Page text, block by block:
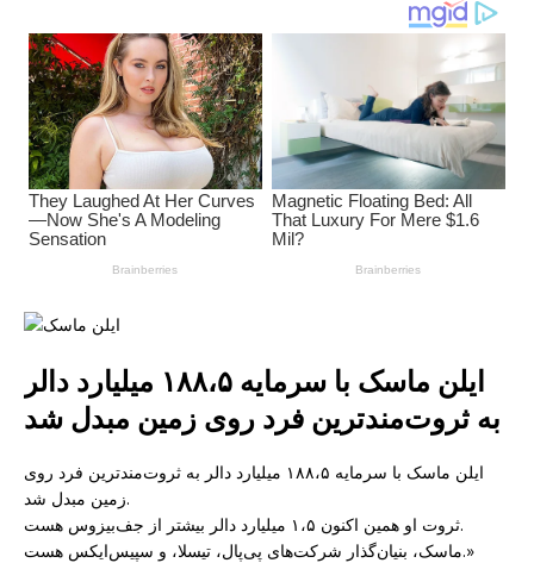
ایلن ماسک با سرمایه ۱۸۸،۵ میلیارد دالر
به ثروت‌مندترین فرد روی زمین مبدل شد
ایلن ماسک با سرمایه ۱۸۸،۵ میلیارد دالر به ثروت‌مندترین فرد روی
زمین مبدل شد.
ثروت او همین اکنون ۱،۵ میلیارد دالر بیشتر از جف‌بیزوس هست.
ماسک، بنیان‌گذار شرکت‌های پی‌پال، تیسلا، و سپیس‌ایکس هست.»